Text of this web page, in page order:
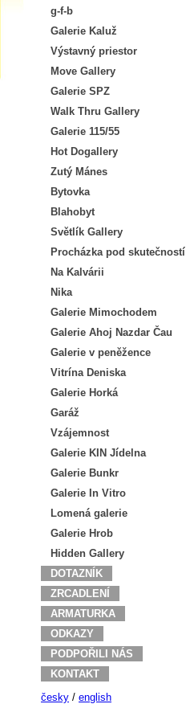
g-f-b
Galerie Kaluž
Výstavný priestor
Move Gallery
Galerie SPZ
Walk Thru Gallery
Galerie 115/55
Hot Dogallery
Zutý Mánes
Bytovka
Blahobyt
Světlík Gallery
Procházka pod skutečností
Na Kalvárii
Nika
Galerie Mimochodem
Galerie Ahoj Nazdar Čau
Galerie v peněžence
Vitrína Deniska
Galerie Horká
Garáž
Vzájemnost
Galerie KIN Jídelna
Galerie Bunkr
Galerie In Vitro
Lomená galerie
Galerie Hrob
Hidden Gallery
DOTAZNÍK
ZRCADLENÍ
ARMATURKA
ODKAZY
PODPOŘILI NÁS
KONTAKT
česky / english